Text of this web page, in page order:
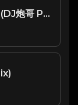
刘雅丽 - 我和春天有个约会 (DJ炮哥 ProgHouse Rmx)